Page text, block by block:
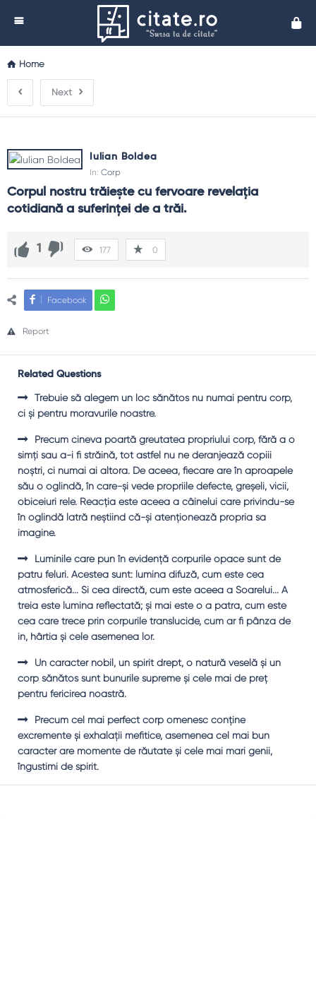
Home
Next
Iulian Boldea
In: Corp
Corpul nostru trăiește cu fervoare revelația
cotidiană a suferinței de a trăi.
1 177 0
Facebook
Report
Related Questions
Trebuie să alegem un loc sănătos nu numai pentru corp,
ci şi pentru moravurile noastre.
Precum cineva poartă greutatea propriului corp, fără a o
simţi sau a-i fi străină, tot astfel nu ne deranjează copiii
noştri, ci numai ai altora. De aceea, fiecare are în aproapele
său o oglindă, în care-şi vede propriile defecte, greşeli, vicii,
obiceiuri rele. Reacţia este aceea a câinelui care privindu-se
în oglindă latră neştiind că-şi atenţionează propria sa
imagine.
Luminile care pun în evidenţă corpurile opace sunt de
patru feluri. Acestea sunt: lumina difuză, cum este cea
atmosferică... Şi cea directă, cum este aceea a Soarelui... A
treia este lumina reflectată; şi mai este o a patra, cum este
cea care trece prin corpurile translucide, cum ar fi pânza de
in, hârtia şi cele asemenea lor.
Un caracter nobil, un spirit drept, o natură veselă şi un
corp sănătos sunt bunurile supreme şi cele mai de preţ
pentru fericirea noastră.
Precum cel mai perfect corp omenesc conţine
excremente şi exhalaţii mefitice, asemenea cel mai bun
caracter are momente de răutate şi cele mai mari genii,
îngustimi de spirit.